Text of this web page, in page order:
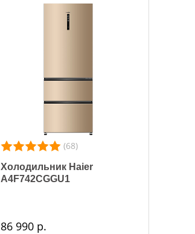
(68)
Холодильник Haier
A4F742CGGU1
86 990 р.